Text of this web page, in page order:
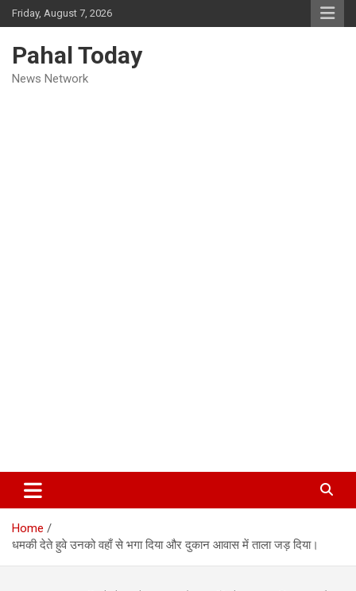
Skip
to
Friday, August 7, 2026
Pahal Today
News Network
Home
धमकी देते हुवे उनको वहाँ से भगा दिया और दुकान आवास में ताला जड़ दिया।